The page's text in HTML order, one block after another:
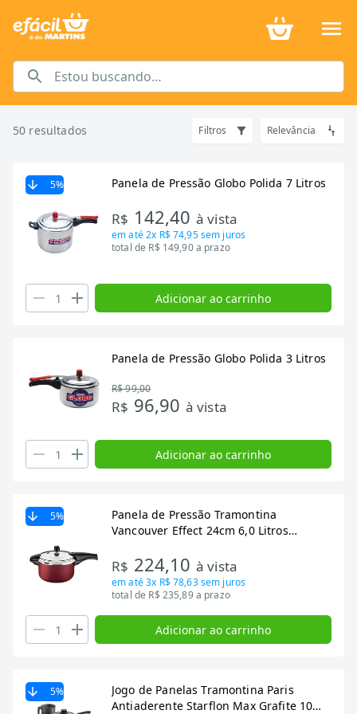
50 resultados Filtros Relevância
5% Panela de Pressão Globo Polida 7 Litros
R$ 142,40 à vista
em até2x R$ 74,95sem juros
total de R$ 149,90 a prazo
Adicionar ao carrinho
Panela de Pressão Globo Polida 3 Litros
R$ 99,00
R$ 96,90 à vista
Adicionar ao carrinho
5%
Panela de Pressão Tramontina
Vancouver Effect 24cm 6,0 Litros
R$ 224,10 à vista
em até3x R$ 78,63sem juros
total de R$ 235,89 a prazo
Adicionar ao carrinho
5%
Jogo de Panelas Tramontina Paris
Antiaderente Starflon Max Grafite 10
Utensílios domésticos novos para a sua casa